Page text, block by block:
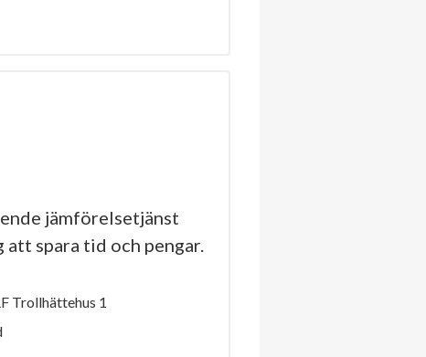
jämförelsetjänst
spara tid och pengar.
Trollhättehus 1